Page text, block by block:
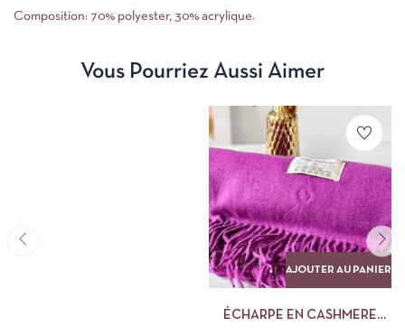
Composition: 70% polyester, 30% acrylique.
Vous Pourriez Aussi Aimer
AJOUTER AU PANIER
ÉCHARPE EN CASHMERE